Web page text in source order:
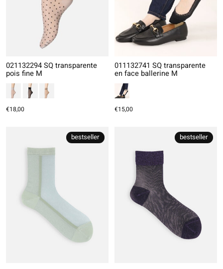
021132294 SQ transparente
pois fine M
€18,00
011132741 SQ transparente
en face ballerine M
€15,00
bestseller bestseller